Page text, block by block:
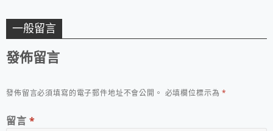
一般留言
發佈留言
發佈留言必須填寫的電子郵件地址不會公開。 必填欄位標示為*
留言 *